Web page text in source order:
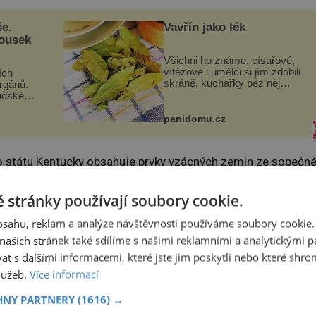
Vavřín jako lék
Všichni ho známe, císařové,
vítězové i umělci si jím zdobili
skráně, kuchařky bez něj
zmírnit některé naše neduhy.
Obsahuje v malém množství
ně...
panidomu.cz
Kentucky obsahuje prvky vzácných zemin ze sopečné
USA nyní financuje jejich extrakci pro použití v
stránky používají soubory cookie.
reklam a analýze návštěvnosti používáme soubory
stránek také sdílíme s našimi reklamními a analytickými
s dalšími informacemi, které jste jim poskytli nebo které
Více informací
PARTNERY (1616) →